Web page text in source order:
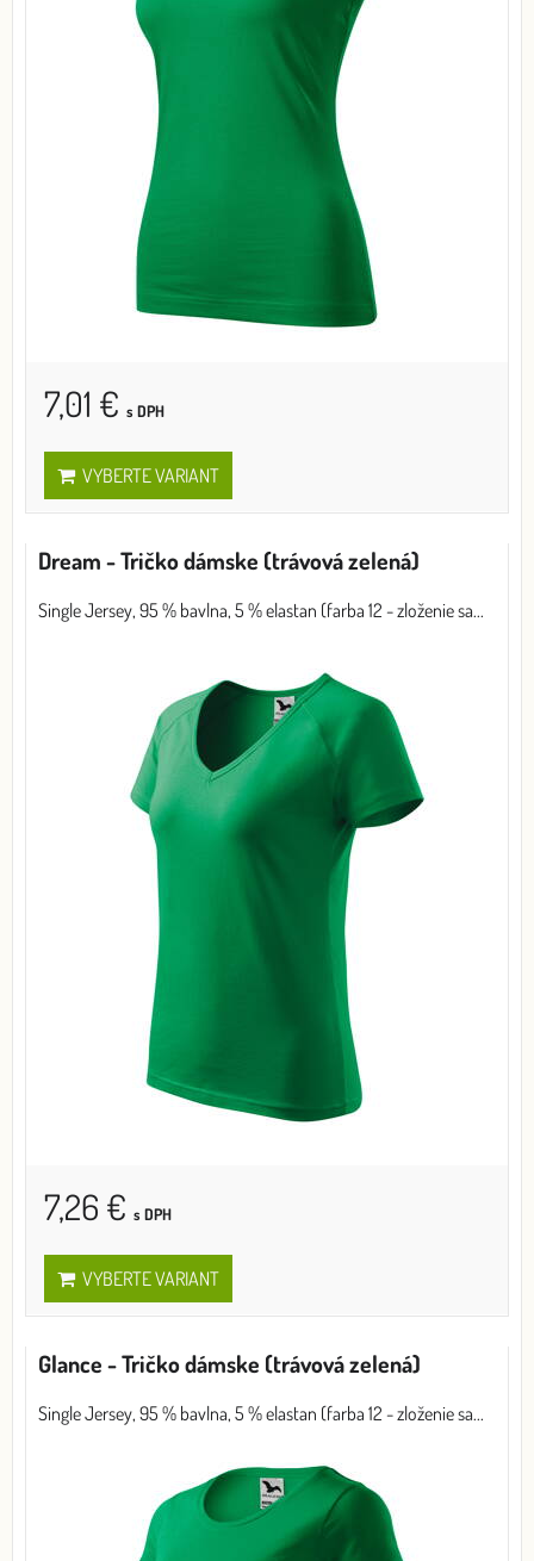
7,01 € s DPH
VYBERTE VARIANT
Dream - Tričko dámske (trávová zelená)
Single Jersey, 95 % bavlna, 5 % elastan (farba 12 - zloženie sa...
7,26 € s DPH
VYBERTE VARIANT
Glance - Tričko dámske (trávová zelená)
Single Jersey, 95 % bavlna, 5 % elastan (farba 12 - zloženie sa...